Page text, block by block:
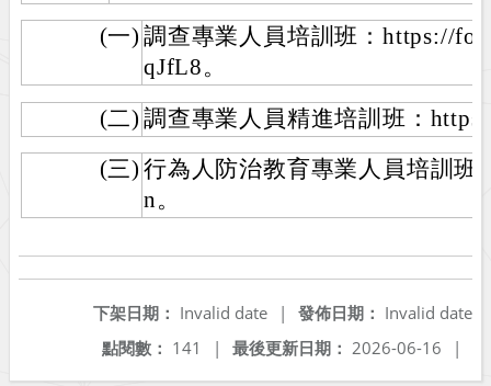
(一) 調查專業人員培訓班：https://
qJfL8。
(二) 調查專業人員精進培訓班：
(三) 行為人防治教育專業人員培訓班
n。
發佈日期： Invalid date
下架日期： Invalid date
|
最後更新日期： 2026-06-16 |
點閱數： 141 |